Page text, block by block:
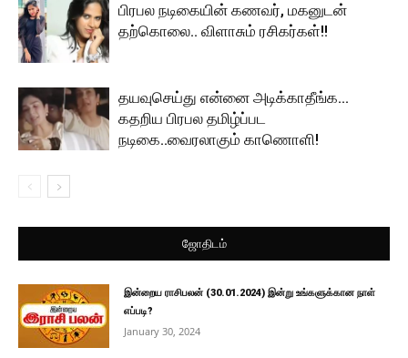
பிரபல நடிகையின் கணவர், மகனுடன்
தற்கொலை.. விளாசும் ரசிகர்கள்!!
தயவுசெய்து என்னை அடிக்காதீங்க…
கதறிய பிரபல தமிழ்ப்பட
நடிகை..வைரலாகும் காணொளி!
ஜோதிடம்
இன்றைய ராசிபலன் (30.01.2024) இன்று உங்களுக்கான நாள்
எப்படி?
January 30, 2024